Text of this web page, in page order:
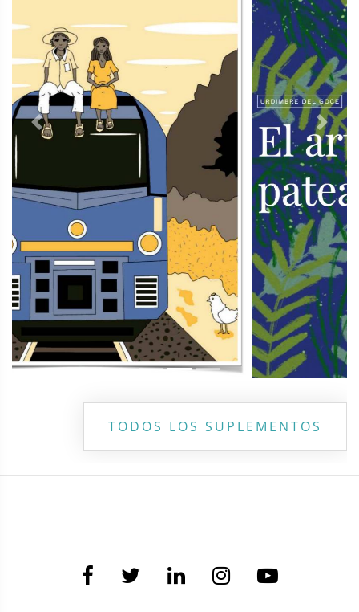
Previous Next
TODOS LOS SUPLEMENTOS